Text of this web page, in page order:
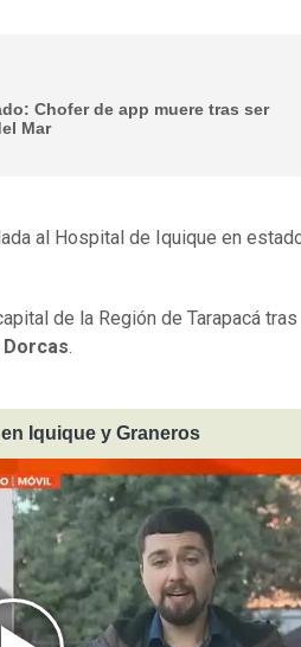
Chofer de app muere tras ser
Mar
al Hospital de Iquique en
de la Región de Tarapacá tras
.
Iquique y Graneros